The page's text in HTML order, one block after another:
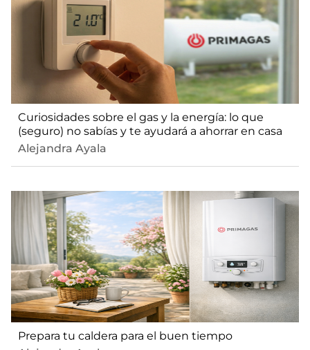
Curiosidades sobre el gas y la energía: lo que
(seguro) no sabías y te ayudará a ahorrar en casa
Alejandra Ayala
Prepara tu caldera para el buen tiempo